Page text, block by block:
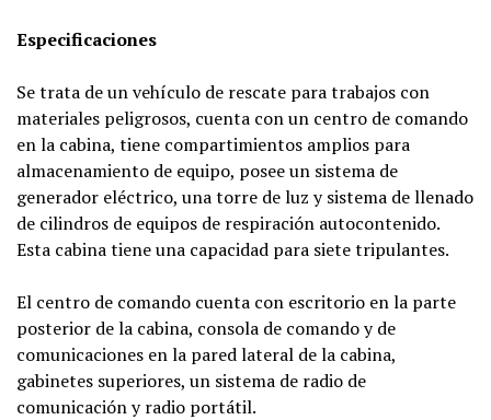
Especificaciones
Se trata de un vehículo de rescate para trabajos con
materiales peligrosos, cuenta con un centro de comando
en la cabina, tiene compartimientos amplios para
almacenamiento de equipo, posee un sistema de
generador eléctrico, una torre de luz y sistema de llenado
de cilindros de equipos de respiración autocontenido.
Esta cabina tiene una capacidad para siete tripulantes.
El centro de comando cuenta con escritorio en la parte
posterior de la cabina, consola de comando y de
comunicaciones en la pared lateral de la cabina,
gabinetes superiores, un sistema de radio de
comunicación y radio portátil.